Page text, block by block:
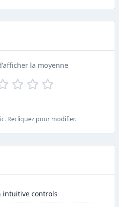
la moyenne
Recliquez pour modifier.
intuitive controls